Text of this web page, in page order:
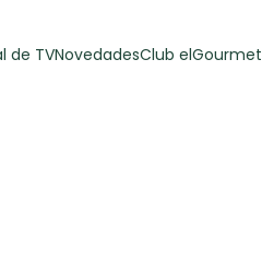
de TVNovedadesClub elGourmet